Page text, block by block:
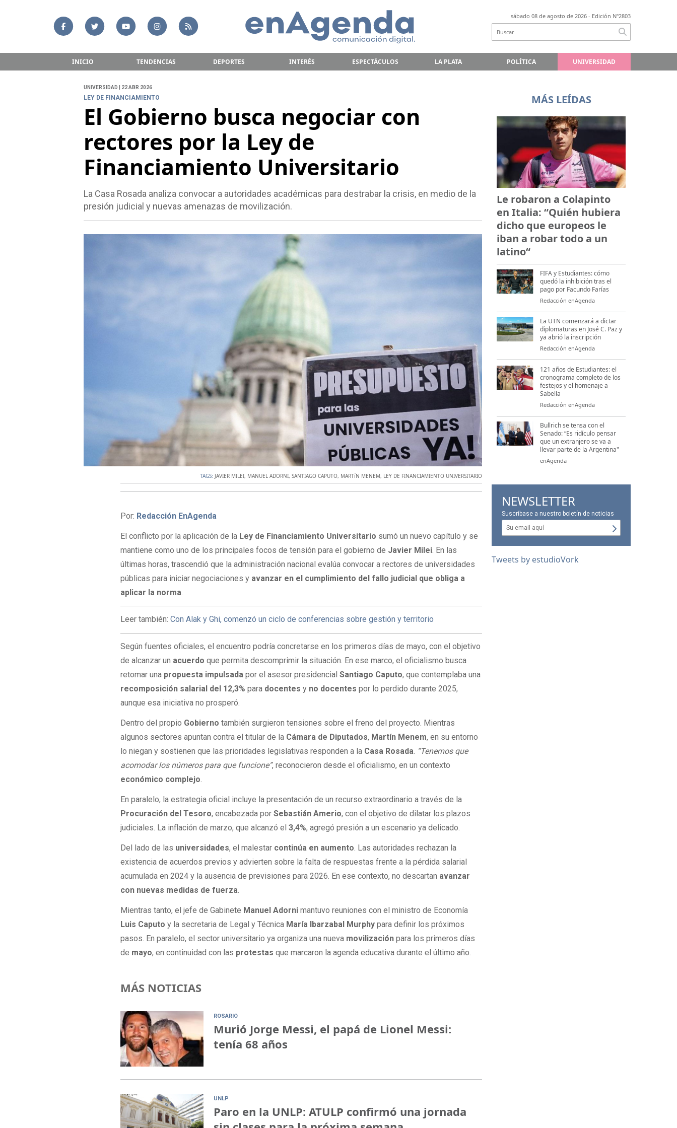
sábado 08 de agosto de 2026 - Edición Nº2803
INICIO TENDENCIAS DEPORTES INTERÉS ESPECTÁCULOS LA PLATA POLÍTICA UNIVERSIDAD
UNIVERSIDAD | 22 ABR 2026
LEY DE FINANCIAMIENTO
El Gobierno busca negociar con
rectores por la Ley de
Financiamiento Universitario
La Casa Rosada analiza convocar a autoridades académicas para destrabar la crisis, en medio de la
presión judicial y nuevas amenazas de movilización.
TAGS: JAVIER MILEI, MANUEL ADORNI,SANTIAGO CAPUTO, MARTíN MENEM, LEY DE FINANCIAMIENTO UNIVERSITARIO
Por: Redacción EnAgenda
El conflicto por la aplicación de la Ley de Financiamiento Universitario sumó un nuevo capítulo y se
mantiene como uno de los principales focos de tensión para el gobierno de Javier Milei. En las
últimas horas, trascendió que la administración nacional evalúa convocar a rectores de universidades
públicas para iniciar negociaciones y avanzar en el cumplimiento del fallo judicial que obliga a
aplicar la norma.
Leer también:Con Alak y Ghi, comenzó un ciclo de conferencias sobre gestión y territorio
Según fuentes oficiales, el encuentro podría concretarse en los primeros días de mayo, con el objetivo
de alcanzar un acuerdoque permita descomprimir la situación. En ese marco, el oficialismo busca
retomar una propuesta impulsada por el asesor presidencialSantiago Caputo, que contemplaba una
recomposición salarial del 12,3% para docentesy no docentes por lo perdido durante 2025,
aunque esa iniciativa no prosperó.
Dentro del propio Gobiernotambién surgieron tensiones sobre el freno del proyecto. Mientras
algunos sectores apuntan contra el titular de la Cámara de Diputados, Martín Menem, en su entorno
lo niegan y sostienen que las prioridades legislativas responden a la Casa Rosada. “Tenemos que
acomodar los números para que funcione”, reconocieron desde el oficialismo, en un contexto
económico complejo.
En paralelo, la estrategia oficial incluye la presentación de un recurso extraordinario a través de la
Procuración del Tesoro, encabezada porSebastián Amerio, con el objetivo de dilatar los plazos
judiciales. La inflación de marzo, que alcanzó el 3,4%, agregó presión a un escenario ya delicado.
Del lado de las universidades, el malestar continúa en aumento. Las autoridades rechazan la
existencia de acuerdos previos y advierten sobre la falta de respuestas frente a la pérdida salarial
acumulada en 2024 y la ausencia de previsiones para 2026. En ese contexto, no descartan avanzar
con nuevas medidas de fuerza.
Mientras tanto, el jefe de Gabinete Manuel Adorni mantuvo reuniones con el ministro de Economía
Luis Caputo y la secretaria de Legal y Técnica María Ibarzabal Murphy para definir los próximos
pasos. En paralelo, el sector universitario ya organiza una nueva movilización para los primeros días
de mayo, en continuidad con las protestasque marcaron la agenda educativa durante el último año.
MÁS NOTICIAS
ROSARIO
Murió Jorge Messi, el papá de Lionel Messi:
tenía 68 años
UNLP
Paro en la UNLP: ATULP confirmó una jornada
MÁS LEÍDAS
Le robaron a Colapinto
en Italia: “Quién hubiera
dicho que europeos le
iban a robar todo a un
latino“
FIFA y Estudiantes: cómo
quedó la inhibición tras el
pago por Facundo Farías
Redacción enAgenda
La UTN comenzará a dictar
diplomaturas en José C. Paz y
ya abrió la inscripción
Redacción enAgenda
121 años de Estudiantes: el
cronograma completo de los
festejos y el homenaje a
Sabella
Redacción enAgenda
Bullrich se tensa con el
Senado: “Es ridículo pensar
que un extranjero se va a
llevar parte de la Argentina"
enAgenda
NEWSLETTER
Suscríbase a nuestro boletín de noticias
Tweets by estudioVork